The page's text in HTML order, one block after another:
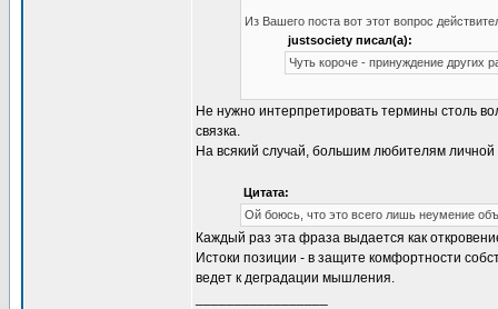
Из Вашего поста вот этот вопрос
justsociety писал(а):
Чуть короче - принуждение других
Не нужно интерпретировать термины столь
связка.
На всякий случай, большим любителям
Цитата:
Ой боюсь, что это всего лишь неумение
Каждый раз эта фраза выдается как
Истоки позиции - в защите комфортности
ведет к деградации мышления.